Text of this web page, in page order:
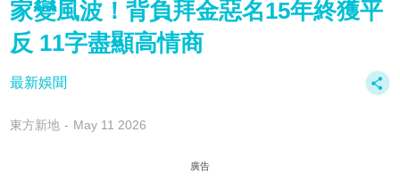
家變風波！背負拜金惡名15年終獲平
反 11字盡顯高情商
最新娛聞
東方新地 May 11 2026
廣告